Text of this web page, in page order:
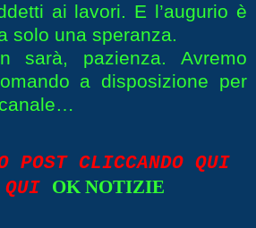
ai lavori. E l’augurio è
solo una speranza.
sarà, pazienza. Avremo
a disposizione per
POST CLICCANDO QUI
OK NOTIZIE